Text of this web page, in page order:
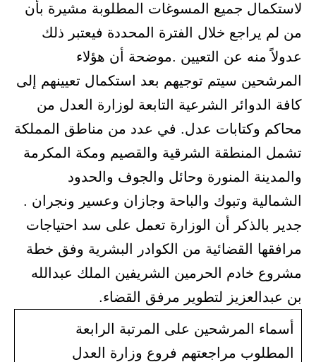
لاستكمال جميع المسوغات المطلوبة مشيرة بأن
من لم يراجع خلال الفترة المحددة فيعتبر ذلك
عدولاً منه عن التعيين .موضحة أن هؤلاء
المرشحين سيتم توجيهم بعد استكمال تعيينهم إلى
كافة الدوائر الشرعية التابعة لوزارة العدل من
محاكم وكتابات عدل. في عدد من مناطق المملكة
تشمل المنطقة الشرقية والقصيم ومكة المكرمة
والمدينة المنورة وحائل والجوف والحدود
الشمالية وتبوك والباحة وجازان وعسير ونجران .
جدير بالذكر أن الوزارة تعمل على سد احتياجات
مرافقها القضائية من الكوادر البشرية وفق خطة
مشروع خادم الحرمين الشريفين الملك عبدالله
بن عبدالعزيز لتطوير مرفق القضاء.
أسماء المرشحين على المرتبة الرابعة
المطلوب مراجعتهم فروع وزارة العدل